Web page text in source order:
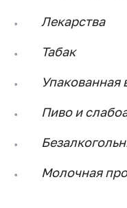
Лекарства
Табак
Упакованная
Пиво и
Молочная